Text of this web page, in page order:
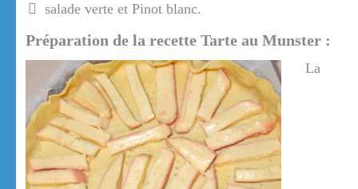
salade verte et Pinot blanc.
Préparation de la recette Tarte au Munster :
La